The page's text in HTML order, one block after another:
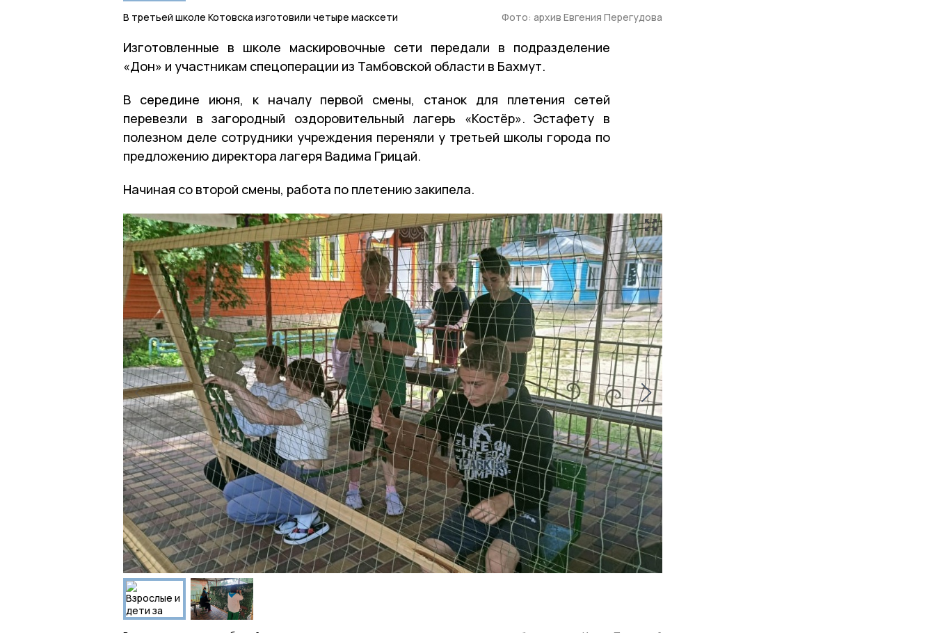
В третьей школе Котовска изготовили четыре масксети Фото: архив Евгения Перегудова
Изготовленные в школе маскировочные сети передали в подразделение
«Дон» и участникам спецоперации из Тамбовской области в Бахмут.
В середине июня, к началу первой смены, станок для плетения сетей
перевезли в загородный оздоровительный лагерь «Костёр». Эстафету в
полезном деле сотрудники учреждения переняли у третьей школы города по
предложению директора лагеря Вадима Грицай.
Начиная со второй смены, работа по плетению закипела.